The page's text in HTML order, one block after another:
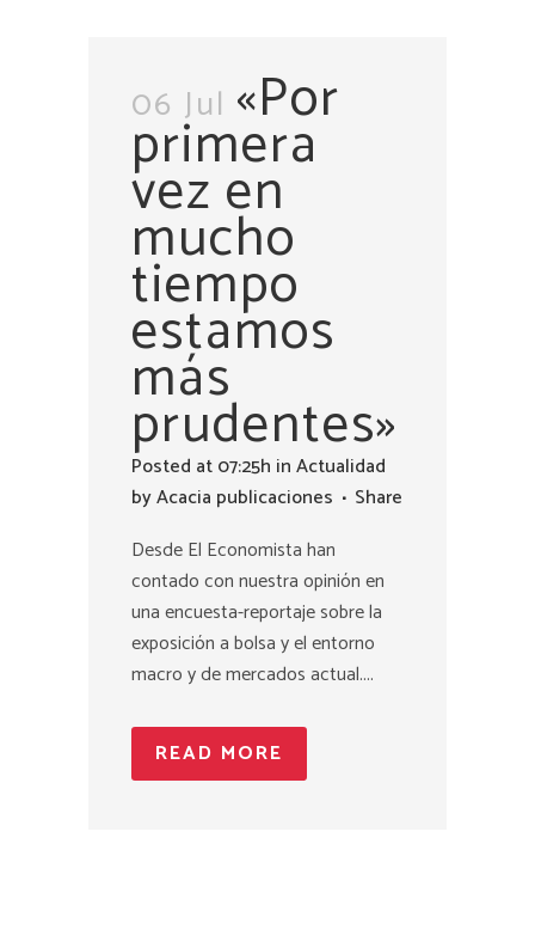
06 Jul «Por
primera
vez en
mucho
tiempo
estamos
más
prudentes»
Posted at 07:25h inActualidad
byAcacia publicaciones
Share
Desde El Economista han
contado con nuestra opinión en
una encuesta-reportaje sobre la
exposición a bolsa y el entorno
macro y de mercados actual....
READ MORE